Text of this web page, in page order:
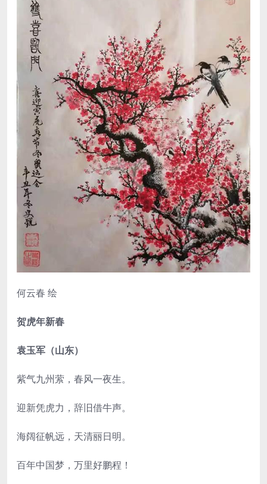
何云春 绘
贺虎年新春
袁玉军（山东）
紫气九州萦，春风一夜生。
迎新凭虎力，辞旧借牛声。
海阔征帆远，天清丽日明。
百年中国梦，万里好鹏程！